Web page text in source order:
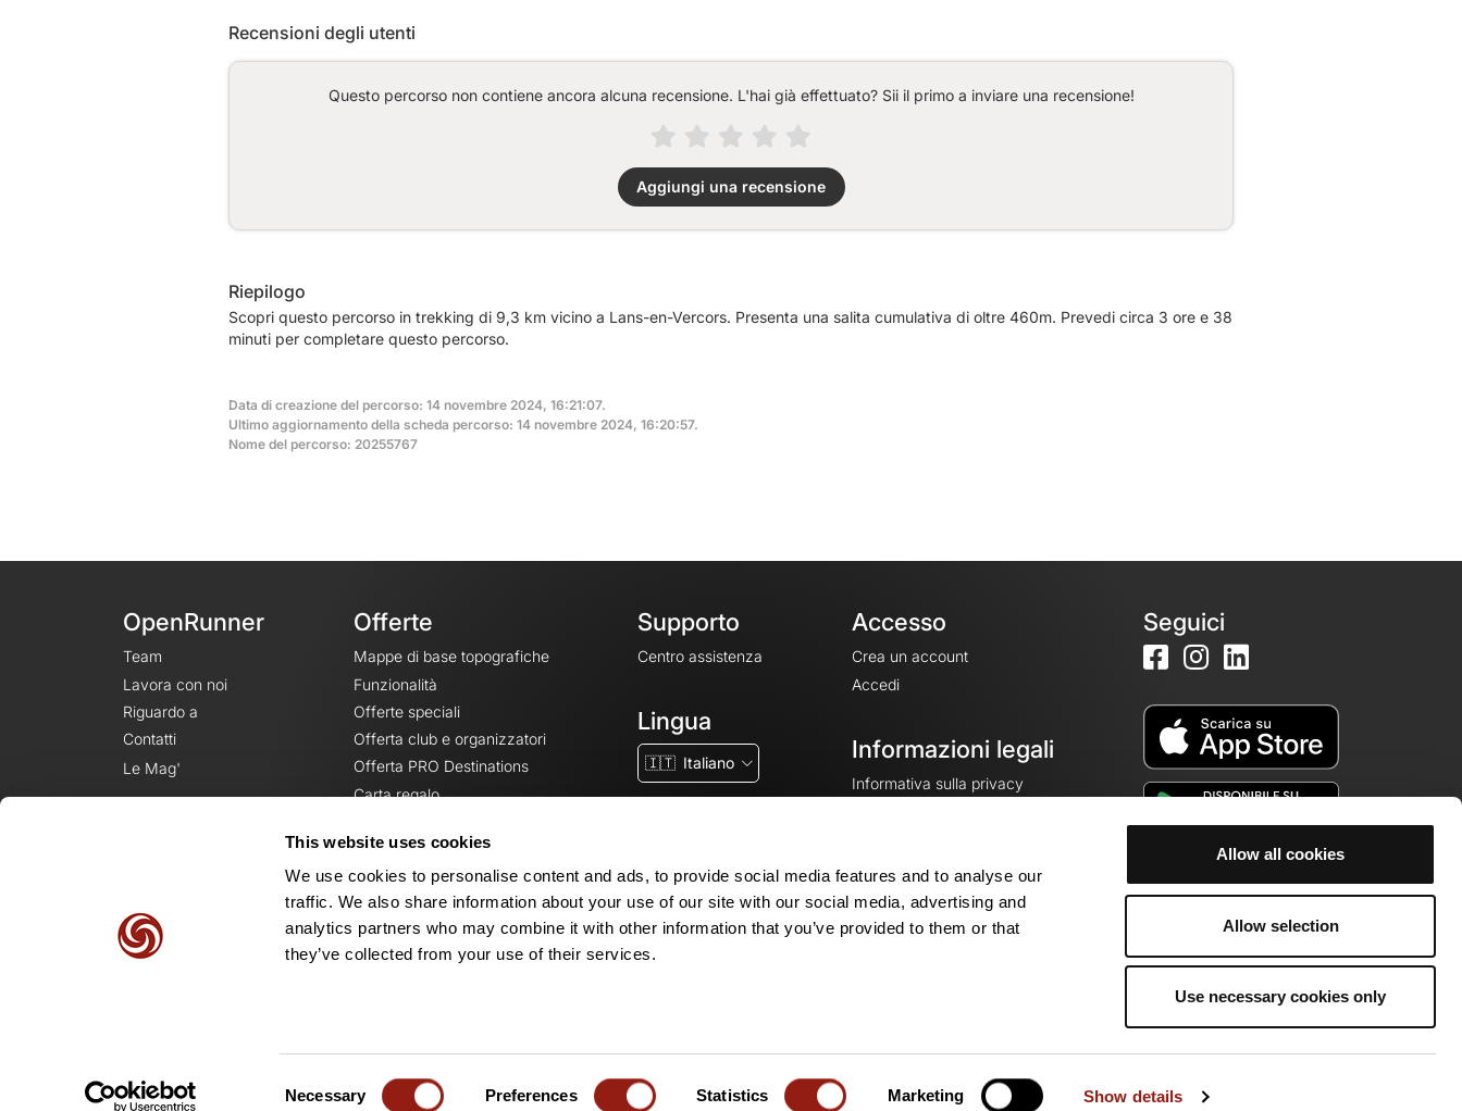
This website uses cookies
We use cookies to personalise content and ads, to provide social media features and to analyse our
traffic. We also share information about your use of our site with our social media, advertising and
analytics partners who may combine it with other information that you’ve provided to them or that
they’ve collected from your use of their services.
Necessary Preferences Statistics Marketing Show details
Allow all cookies
Allow selection
Use necessary cookies only
Recensioni degli utenti
Questo percorso non contiene ancora alcuna recensione. L'hai già effettuato? Sii il primo a inviare una recensione!
Aggiungi una recensione
Riepilogo
Scopri questo percorso in trekking di 9,3 km vicino a Lans-en-Vercors. Presenta una salita cumulativa di oltre 460m. Prevedi circa 3 ore e 38
minuti per completare questo percorso.
Data di creazione del percorso: 14 novembre 2024, 16:21:07.
Ultimo aggiornamento della scheda percorso: 14 novembre 2024, 16:20:57.
Nome del percorso: 20255767
OpenRunner
Team
Lavora con noi
Riguardo a
Contatti
Le Mag'
Offerte
Mappe di base topografiche
Funzionalità
Offerte speciali
Offerta club e organizzatori
Offerta PRO Destinations
Carta regalo
Supporto
Centro assistenza
Lingua
🇮🇹 Italiano
Accesso
Crea un account
Accedi
Informazioni legali
Informativa sulla privacy
Impostazioni dei cookie
Seguici
Crea un account ed entra a far parte della community di appassionati!